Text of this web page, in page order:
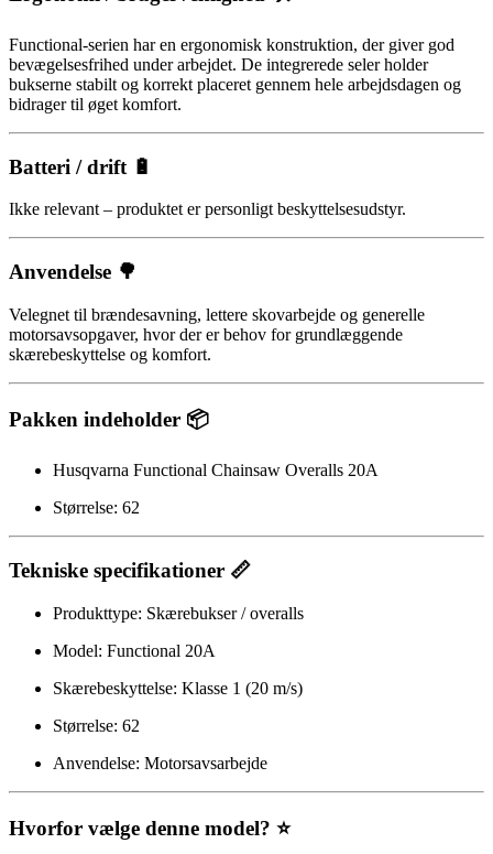
Functional-serien har en ergonomisk konstruktion, der giver god
bevægelsesfrihed under arbejdet. De integrerede seler holder
bukserne stabilt og korrekt placeret gennem hele arbejdsdagen og
bidrager til øget komfort.
Batteri / drift 🔋
Ikke relevant – produktet er personligt beskyttelsesudstyr.
Anvendelse 🌳
Velegnet til brændesavning, lettere skovarbejde og generelle
motorsavsopgaver, hvor der er behov for grundlæggende
skærebeskyttelse og komfort.
Pakken indeholder 📦
Husqvarna Functional Chainsaw Overalls 20A
Størrelse: 62
Tekniske specifikationer 📏
Produkttype: Skærebukser / overalls
Model: Functional 20A
Skærebeskyttelse: Klasse 1 (20 m/s)
Størrelse: 62
Anvendelse: Motorsavsarbejde
Hvorfor vælge denne model? ⭐